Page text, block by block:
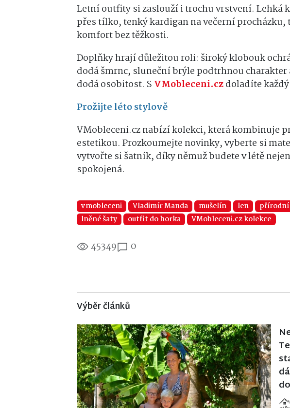
Letní outfity si zaslouží i trochu vrstvení. Lehká
přes tílko, tenký kardigan na večerní procházku,
komfort bez těžkosti.
Doplňky hrají důležitou roli: široký klobouk
dodá šmrnc, sluneční brýle podtrhnou charakter
dodá osobitost. S VMobleceni.czdoladíte
Prožijte léto stylově
VMobleceni.cz nabízí kolekci, která kombinuje
estetikou. Prozkoumejte novinky, vyberte si
vytvořte si šatník, díky němuž budete v létě
spokojená.
vmobleceni Vladimír Manda mušelín len
lněné šaty
outfit do horka VMobleceni.cz kolekce
45349 0
Výběr článků